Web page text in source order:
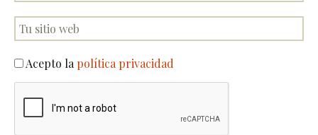
Acepto lapolítica privacidad